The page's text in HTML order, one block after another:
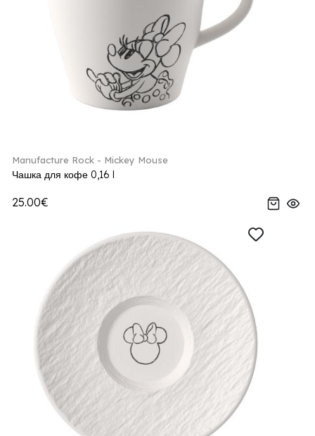
Manufacture Rock - Mickey Mouse
Чашка для кофе 0,16 l
25.00€